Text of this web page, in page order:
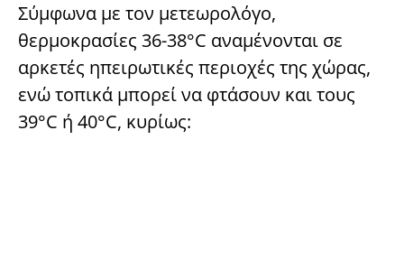
Σύμφωνα με τον μετεωρολόγο,
θερμοκρασίες 36-38°C αναμένονται σε
αρκετές ηπειρωτικές περιοχές της χώρας,
ενώ τοπικά μπορεί να φτάσουν και τους
39°C ή 40°C, κυρίως: